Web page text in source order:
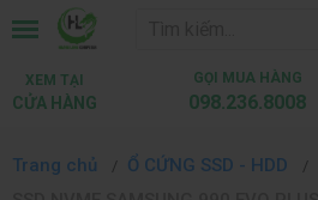
XEM TẠI
CỬA HÀNG
GỌI MUA HÀNG
098.236.8008
Trang chủ Ổ CỨNG SSD - HDD